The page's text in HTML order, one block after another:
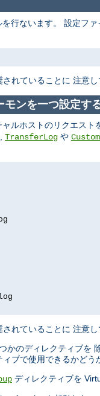
行ないます。 設定ファ
れていることに 注意
モンを一つ設定す
ルホストのリクエスト
TransferLog や
れていることに 注意
かのディレクティブを
ブで使用できるかどう
ディレクティブを